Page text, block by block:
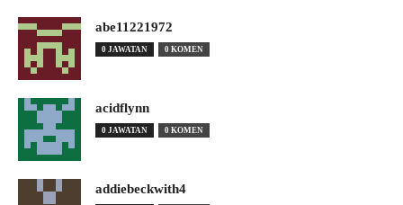
abe11221972
0 JAWATAN 0 KOMEN
acidflynn
0 JAWATAN 0 KOMEN
addiebeckwith4